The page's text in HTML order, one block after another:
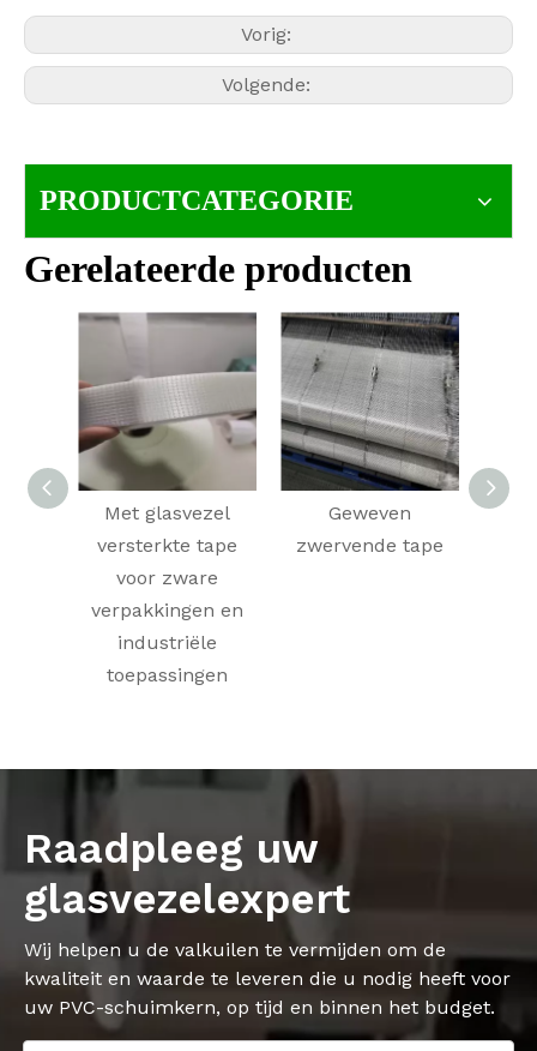
Vorig:
Volgende:
PRODUCTCATEGORIE
Gerelateerde producten
Met glasvezel
versterkte tape
voor zware
verpakkingen en
industriële
toepassingen
Geweven
zwervende tape
Raadpleeg uw
glasvezelexpert
Wij helpen u de valkuilen te vermijden om de
kwaliteit en waarde te leveren die u nodig heeft voor
uw PVC-schuimkern, op tijd en binnen het budget.